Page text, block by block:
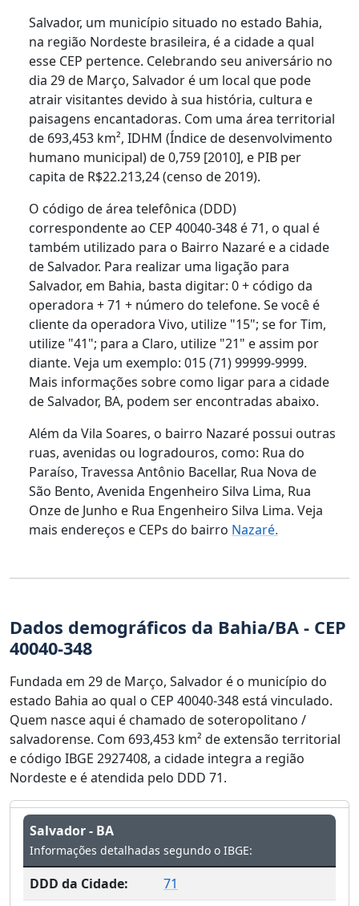
Salvador, um município situado no estado Bahia,
na região Nordeste brasileira, é a cidade a qual
esse CEP pertence. Celebrando seu aniversário no
dia 29 de Março, Salvador é um local que pode
atrair visitantes devido à sua história, cultura e
paisagens encantadoras. Com uma área territorial
de 693,453 km², IDHM (Índice de desenvolvimento
humano municipal) de 0,759 [2010], e PIB per
capita de R$22.213,24 (censo de 2019).
O código de área telefônica (DDD)
correspondente ao CEP 40040-348 é 71, o qual é
também utilizado para o Bairro Nazaré e a cidade
de Salvador. Para realizar uma ligação para
Salvador, em Bahia, basta digitar: 0 + código da
operadora + 71 + número do telefone. Se você é
cliente da operadora Vivo, utilize "15"; se for Tim,
utilize "41"; para a Claro, utilize "21" e assim por
diante. Veja um exemplo: 015 (71) 99999-9999.
Mais informações sobre como ligar para a cidade
de Salvador, BA, podem ser encontradas abaixo.
Além da Vila Soares, o bairro Nazaré possui outras
ruas, avenidas ou logradouros, como: Rua do
Paraíso, Travessa Antônio Bacellar, Rua Nova de
São Bento, Avenida Engenheiro Silva Lima, Rua
Onze de Junho e Rua Engenheiro Silva Lima. Veja
mais endereços e CEPs do bairro Nazaré.
Dados demográficos da Bahia/BA - CEP
40040-348
Fundada em 29 de Março, Salvador é o município do
estado Bahia ao qual o CEP 40040-348 está vinculado.
Quem nasce aqui é chamado de soteropolitano /
salvadorense. Com 693,453 km² de extensão territorial
e código IBGE 2927408, a cidade integra a região
Nordeste e é atendida pelo DDD 71.
Salvador - BA
Informações detalhadas segundo o IBGE:
DDD da Cidade:
71